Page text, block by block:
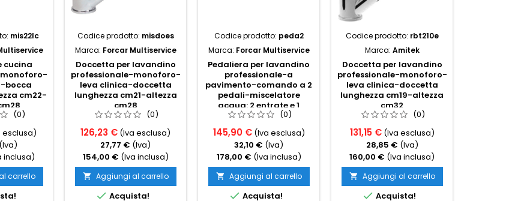
mis22lc
cucina
bocca
cm22-
(0)
esclusa)
(Iva)
inclusa)
carrello
Codice prodotto: misdoes
Marca: Forcar Multiservice
Doccetta per lavandino
professionale-monoforo-
leva clinica-doccetta
lunghezza cm21-altezza
cm28
(0)
126,23 € (Iva esclusa)
27,77 € (Iva)
154,00 € (Iva inclusa)
 Aggiungi al carrello
 Acquista!
Codice prodotto: peda2
Marca: Forcar Multiservice
Pedaliera per lavandino
professionale-a
pavimento-comando a 2
pedali-miscelatore
acqua: 2 entrate e 1
uscita-cm10x24x7h
(0)
145,90 € (Iva esclusa)
32,10 € (Iva)
178,00 € (Iva inclusa)
 Aggiungi al carrello
 Acquista!
Codice prodotto: rbt210e
Marca: Amitek
Doccetta per lavandino
professionale-monoforo-
leva clinica-doccetta
lunghezza cm19-altezza
cm32
(0)
131,15 € (Iva esclusa)
28,85 € (Iva)
160,00 € (Iva inclusa)
 Aggiungi al carrello
 Acquista!